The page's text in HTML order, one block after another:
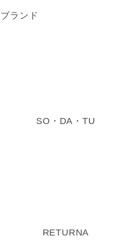
ブランド
SO・DA・TU
RETURNA